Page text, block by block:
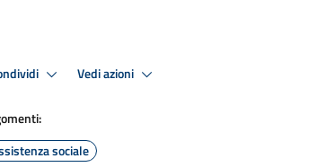
Vedi azioni
sociale